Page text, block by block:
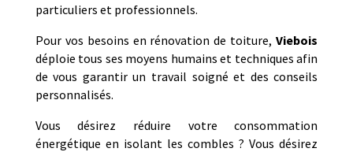
particuliers et professionnels.
Pour vos besoins en rénovation de toiture,Viebois
déploie tous ses moyens humains et techniques afin
de vous garantir un travail soigné et des conseils
personnalisés.
Vous désirez réduire votre consommation
énergétique en isolant les combles ? Vous désirez